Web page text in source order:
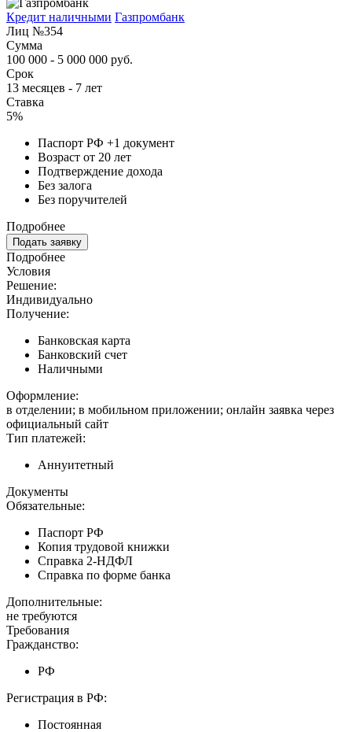
Кредит наличными Газпромбанк
Лиц №354
Сумма
100 000 - 5 000 000 руб.
Срок
13 месяцев - 7 лет
Ставка
5%
Паспорт РФ +1 документ
Возраст от 20 лет
Подтверждение дохода
Без залога
Без поручителей
Подробнее
Подать заявку
Подробнее
Условия
Решение:
Индивидуально
Получение:
Банковская карта
Банковский счет
Наличными
Оформление:
в отделении; в мобильном приложении; онлайн заявка через
официальный сайт
Тип платежей:
Аннуитетный
Документы
Обязательные:
Паспорт РФ
Копия трудовой книжки
Справка 2-НДФЛ
Справка по форме банка
Дополнительные:
не требуются
Требования
Гражданство:
РФ
Регистрация в РФ:
Постоянная